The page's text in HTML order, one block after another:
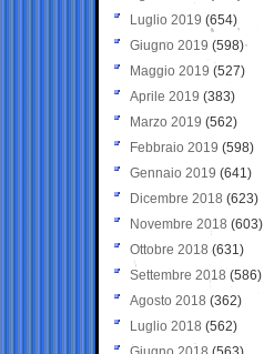
Luglio 2019 (654)
Giugno 2019 (598)
Maggio 2019 (527)
Aprile 2019 (383)
Marzo 2019 (562)
Febbraio 2019 (598)
Gennaio 2019 (641)
Dicembre 2018 (623)
Novembre 2018 (603)
Ottobre 2018 (631)
Settembre 2018 (586)
Agosto 2018 (362)
Luglio 2018 (562)